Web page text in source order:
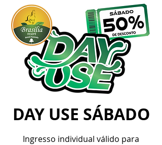
DAY USE SÁBADO
Ingresso individual válido para